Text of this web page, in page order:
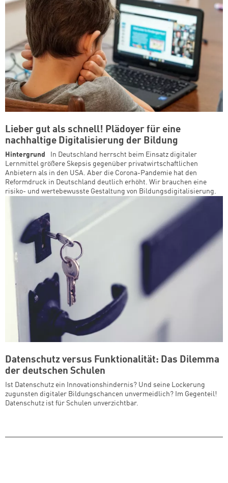
Lieber gut als schnell! Plädoyer für eine
nachhaltige Digitalisierung der Bildung
Hintergrund
In Deutschland herrscht beim Einsatz digitaler
Lernmittel größere Skepsis gegenüber privatwirtschaftlichen
Anbietern als in den USA. Aber die Corona-Pandemie hat den
Reformdruck in Deutschland deutlich erhöht. Wir brauchen eine
risiko- und wertebewusste Gestaltung von Bildungsdigitalisierung.
Datenschutz versus Funktionalität: Das Dilemma
der deutschen Schulen
Ist Datenschutz ein Innovationshindernis? Und seine Lockerung
zugunsten digitaler Bildungschancen unvermeidlich? Im Gegenteil!
Datenschutz ist für Schulen unverzichtbar.